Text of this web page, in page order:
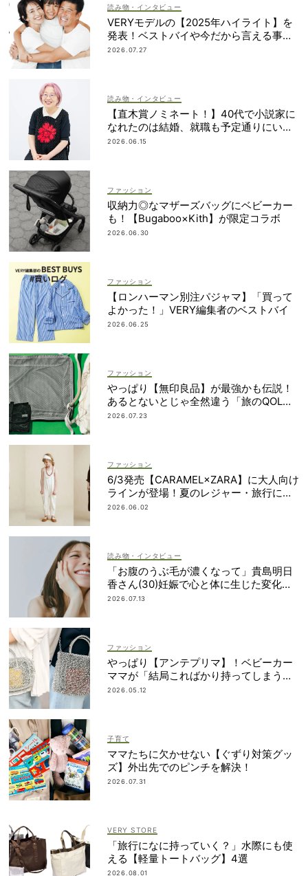
読み物・インタビュー
VERYモデルの【2025年ハイライト】を
発表！ベストバイや今だから言える事件
簿も大公開
2026.07.27
読み物・インタビュー
【直木賞ノミネート！】40代で小説家に
なれたのは結婚、就職も予定通りにいか
なかったから｜朝倉かすみさん
2026.06.15
ファッション
収納力◎なマザーズバッグにベビーカー
も！【Bugaboo×Kith】が限定コラボ
2026.06.30
ファッション
【ロンハーマン別注パジャマ】「買って
よかった！」VERY編集者のベストバイ
2026.06.25
ファッション
やっぱり【無印良品】が最強かも伝説！
あるとないとじゃ全然違う「旅のQOL爆
上げアイテム」
2026.07.23
ファッション
6/3発売【CARAMEL×ZARA】に大人向け
ラインが登場！夏のレジャー・旅行にも
おすすめ
2026.06.02
読み物・インタビュー
「お腹のうぶ毛が濃くなって」貴島明日
香さん(30)妊娠で心と体に生じた変化も
「愛しいです」
2026.07.13
ファッション
やっぱり【アンテプリマ】！ベビーカー
ママが「結局こればかり持ってしまう」
納得の理由
2026.05.12
子育て
ママたちに欠かせない【ぐずり対策グッ
ズ】外出先でのピンチを解決！
2026.07.31
VERY STORE
「旅行になに持っていく？」水際にも使
える【軽量トートバッグ】4選
2026.08.01